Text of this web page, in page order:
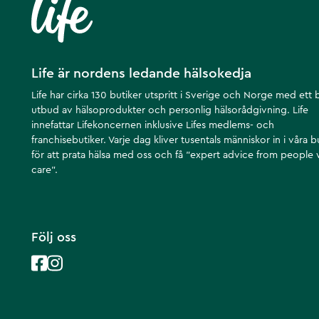
Life är nordens ledande hälsokedja
Life har cirka 130 butiker utspritt i Sverige och Norge med ett
utbud av hälsoprodukter och personlig hälsorådgivning. Life
innefattar Lifekoncernen inklusive Lifes medlems- och
franchisebutiker. Varje dag kliver tusentals människor in i våra
för att prata hälsa med oss och få ”expert advice from people
care”.
Följ oss